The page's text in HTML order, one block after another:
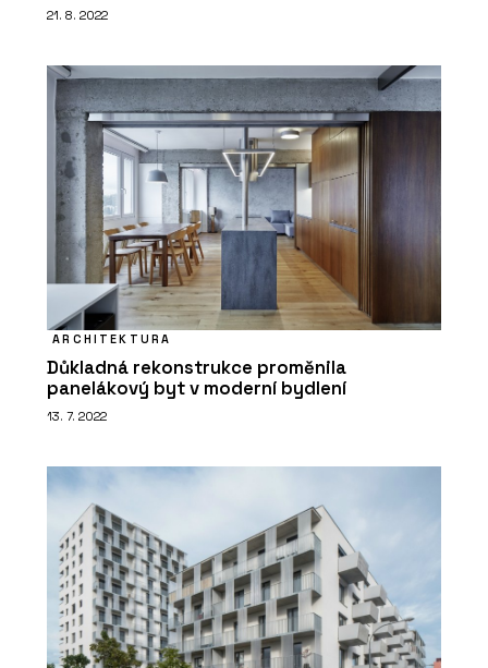
21. 8. 2022
ARCHITEKTURA
Důkladná rekonstrukce proměnila
panelákový byt v moderní bydlení
13. 7. 2022